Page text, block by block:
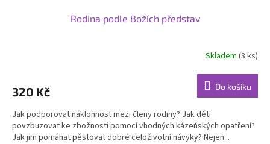
Rodina podle Božích představ
Skladem (3 ks)
320 Kč Do košíku
Jak podporovat náklonnost mezi členy rodiny? Jak děti
povzbuzovat ke zbožnosti pomocí vhodných kázeňských opatření?
Jak jim pomáhat pěstovat dobré celoživotní návyky? Nejen...